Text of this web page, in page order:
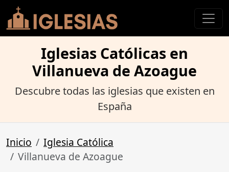
Iglesias Católicas en
Villanueva de Azoague
Descubre todas las iglesias que existen en
España
Inicio
Iglesia Católica
Villanueva de Azoague